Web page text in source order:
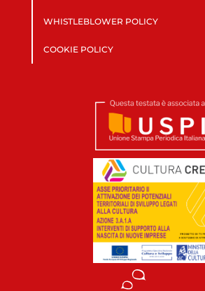
WHISTLEBLOWER POLICY
COOKIE POLICY